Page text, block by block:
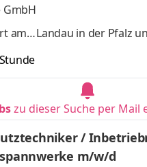
am
Landau in der Pfalz
zu dieser Suche per Mail
/
m/w/d